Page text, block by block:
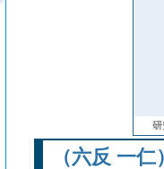
研
（六反 一仁）